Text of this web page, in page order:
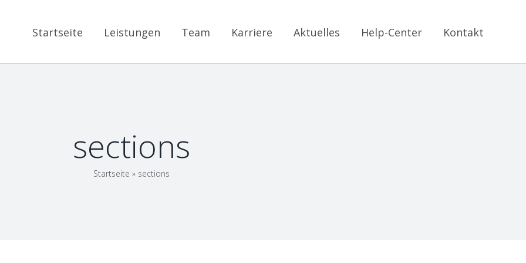
Startseite Leistungen Team Karriere Aktuelles Help-Center Kontakt
sections
Startseite » sections